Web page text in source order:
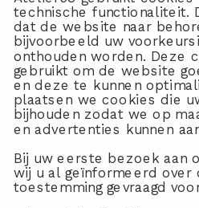
technische functionaliteit.
dat de website naar
bijvoorbeeld uw
onthouden worden. Deze
gebruikt om de website
en deze te kunnen
plaatsen we cookies die
bijhouden zodat we op
en advertenties kunnen
Bij uw eerste bezoek aan
wij u al geïnformeerd over
toestemming gevraagd